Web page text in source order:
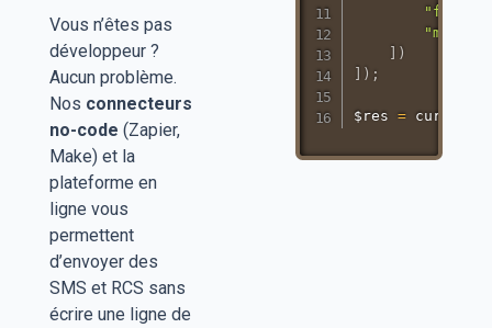
Vous n’êtes pas
développeur ?
Aucun problème.
Nos connecteurs
no-code (Zapier,
Make) et la
plateforme en
ligne vous
permettent
d’envoyer des
SMS et RCS sans
écrire une ligne de
"from"
)
) ;
$res =